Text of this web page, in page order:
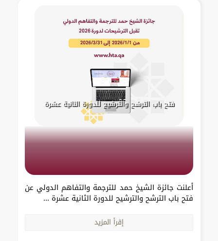
فتح باب الترشح والترشيح للدورة الثانية عشرة
أعلنت جائزة الشيخ حمد للترجمة والتفاهم الدولي عن
فتح باب الترشح والترشيح للدورة الثانية عشرة ...
إقرأ المزيد